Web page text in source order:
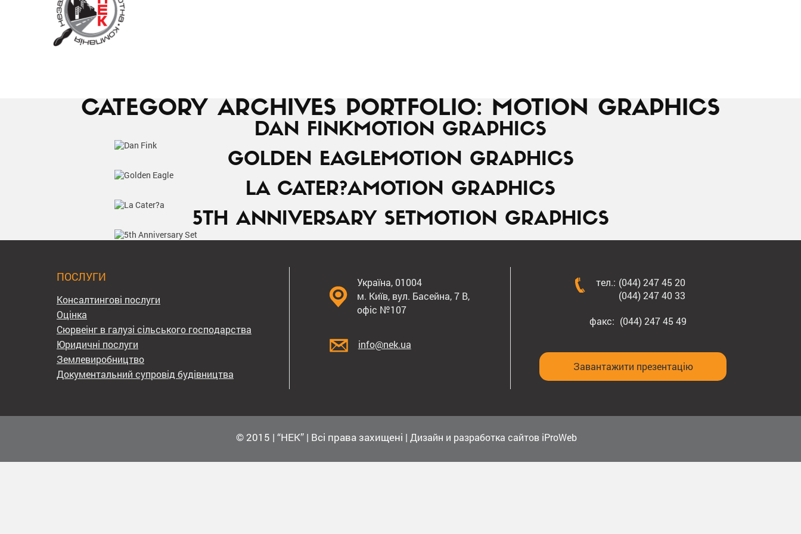
CATEGORY ARCHIVES PORTFOLIO: MOTION GRAPHICS
DAN FINKMOTION GRAPHICS
GOLDEN EAGLEMOTION GRAPHICS
LA CATER?AMOTION GRAPHICS
5TH ANNIVERSARY SETMOTION GRAPHICS
ПОСЛУГИ
Консалтингові послуги
Оцінка
Сюрвеінг в галузі сільського господарства
Юридичні послуги
Землевиробництво
Документальний супровід будівництва
Україна, 01004
м. Київ, вул. Басейна, 7 В,
офіс №107
info@nek.ua
тел.: (044) 247 45 20
(044) 247 40 33
факс: (044) 247 45 49
Завантажити презентацію
© 2015 | “НЕК” | Всі права захищені | Дизайн и разработка сайтов iProWeb